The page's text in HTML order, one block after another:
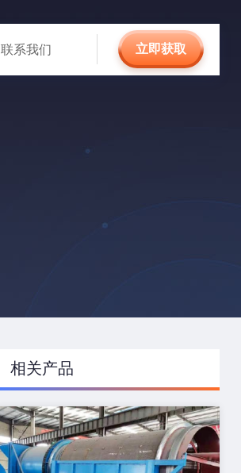
联系我们 立即获取
相关产品